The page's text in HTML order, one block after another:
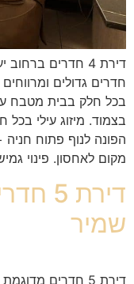
דירת 4 חדרים
חדרים גדולים
בכל חלק בבית מטבח
מקום לאחסון. פינוי
דירת
שמיר
דירת 5 חדרים